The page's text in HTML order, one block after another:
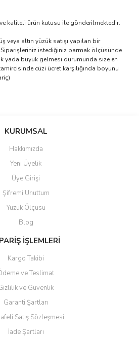
kaliteli ürün kutusu ile gönderilmektedir.
veya altın yüzük satışı yapılan bir
istediğiniz parmak ölçüsünde
yada büyük gelmesi durumunda size en
cüzi ücret karşılığında boyunu
ilk yorumu siz yapın!
Yorum Yaz
veya görüntülenemiyor.
bilgiler bulunuyor.
bulunuyor.
daha pahalı.
alternatifler olmalı.
Gönder
KURUMSAL
Hakkımızda
Yeni Üyelik
Üye Girişi
Şifremi Unuttum
Yüzük Ölçüsü
Blog
İŞLEMLERİ
Kargo Takibi
ve Teslimat
ve Güvenlik
Garanti Şartları
Satış Sözleşmesi
İade Şartları